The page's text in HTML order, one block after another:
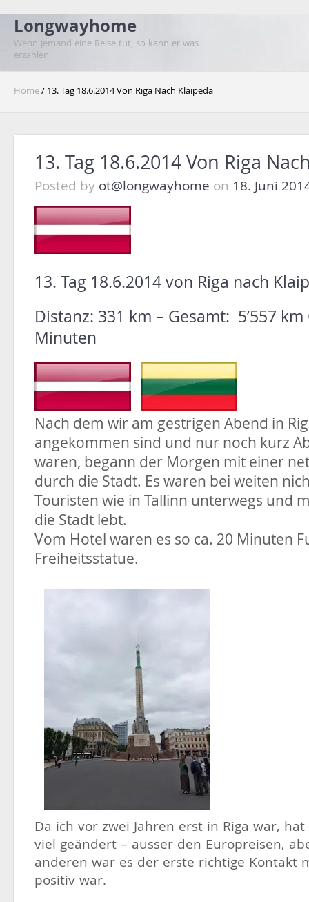
Longwayhome
Wenn jemand eine Reise tut, so kann er was
erzählen.
Home/ 13. Tag 18.6.2014 Von Riga Nach Klaipeda
13. Tag 18.6.2014 Von Riga
Posted by ot@longwayhome on 18. Juni
13. Tag 18.6.2014 von Riga nach
Distanz: 331 km – Gesamt: 5’557 km
Minuten
Nach dem wir am gestrigen Abend in
angekommen sind und nur noch kurz
waren, begann der Morgen mit einer
durch die Stadt. Es waren bei weiten
Touristen wie in Tallinn unterwegs und
die Stadt lebt.
Vom Hotel waren es so ca. 20 Minuten
Freiheitsstatue.
Da ich vor zwei Jahren erst in Riga war,
viel geändert – ausser den Europreisen,
anderen war es der erste richtige Kontakt
positiv war.